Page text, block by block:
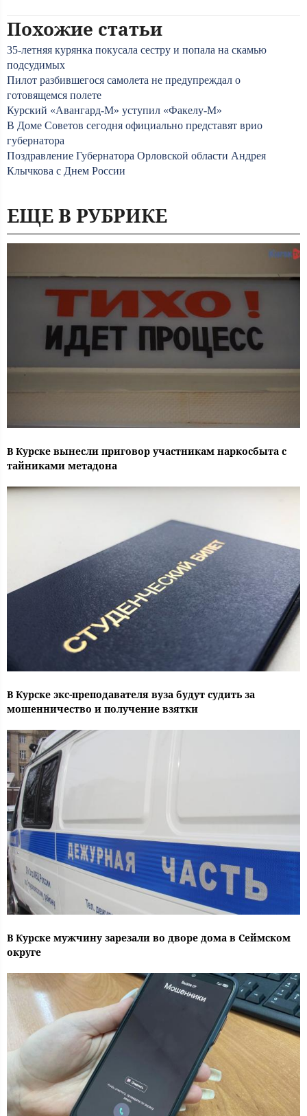
Похожие статьи
35-летняя курянка покусала сестру и попала на скамью
подсудимых
Пилот разбившегося самолета не предупреждал о
готовящемся полете
Курский «Авангард-М» уступил «Факелу-М»
В Доме Советов сегодня официально представят врио
губернатора
Поздравление Губернатора Орловской области Андрея
Клычкова с Днем России
ЕЩЕ В РУБРИКЕ
В Курске вынесли приговор участникам наркосбыта с
тайниками метадона
В Курске экс-преподавателя вуза будут судить за
мошенничество и получение взятки
В Курске мужчину зарезали во дворе дома в Сеймском
округе